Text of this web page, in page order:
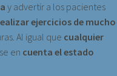
y advertir a los pacientes
ejercicios de mucho
Al igual que cualquier
en cuenta el estado